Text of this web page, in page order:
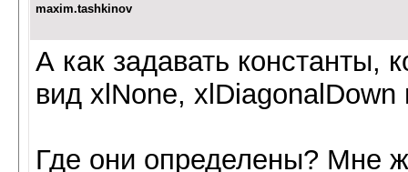
maxim.tashkinov
А как задавать константы,
вид xlNone,
Где они определены? Мне